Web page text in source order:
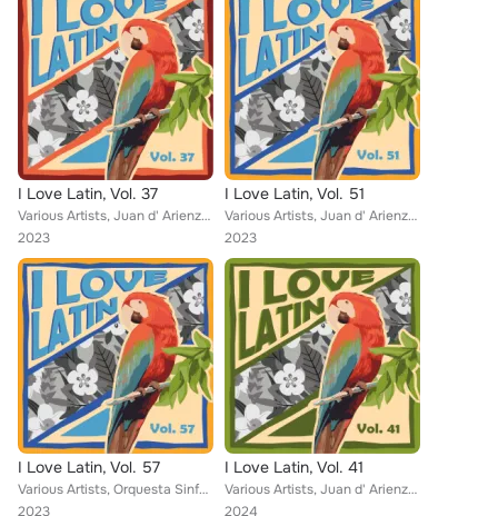
I Love Latin, Vol. 37
Various Artists, Juan d' Arienzo, Carlos Monteiro De Souza, Ariel Ramírez, Bebu Silvetti, BARBARA Y DICK, Américo Ceroueira E Se...
2023
I Love Latin, Vol. 51
Various Artists, Juan d' Arienzo, Luz Marina, Los Xochimilcas, Lucho Zapata, Luis Ovalles y Su Orquesta, Charlo, Leo Soto, Johnn...
2023
I Love Latin, Vol. 57
Various Artists, Orquesta Sinfonica NBC, Carlos Monteiro De Souza, Mariano Mores Y Su Gran Orquesta Lírica Popular, Margot Loyol...
2023
I Love Latin, Vol. 41
Various Artists, Juan d' Arienzo, Carlos Monteiro De Souza, Ariel Ramírez, Bebu Silvetti, Lorenzo Barbero Y Su Orquesta De La Ar...
2024